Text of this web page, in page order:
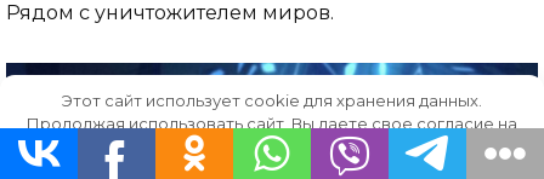
Рядом с уничтожителем миров.
Этот сайт использует cookie для хранения данных.
Продолжая использовать сайт, Вы даете свое согласие на
работу с этими файлами.
OK